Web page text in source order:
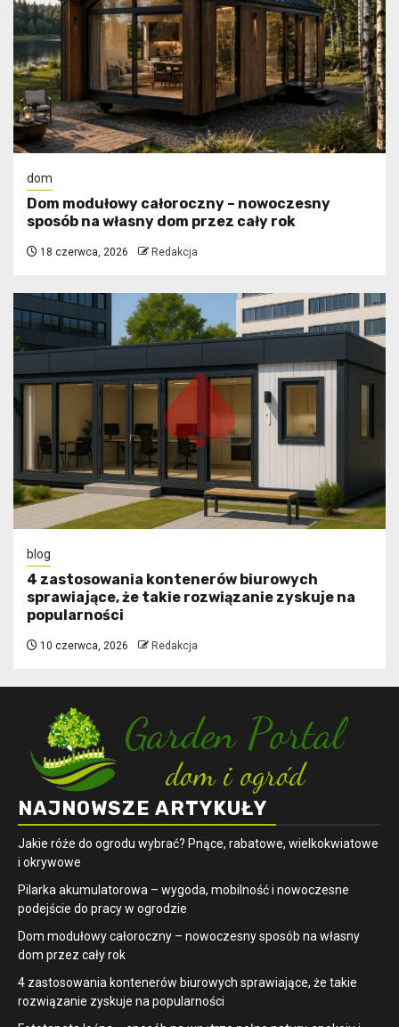
dom
Dom modułowy całoroczny – nowoczesny
sposób na własny dom przez cały rok
18 czerwca, 2026 Redakcja
blog
4 zastosowania kontenerów biurowych
sprawiające, że takie rozwiązanie zyskuje na
popularności
10 czerwca, 2026 Redakcja
NAJNOWSZE ARTYKUŁY
Jakie róże do ogrodu wybrać? Pnące, rabatowe, wielkokwiatowe
i okrywowe
Pilarka akumulatorowa – wygoda, mobilność i nowoczesne
podejście do pracy w ogrodzie
Dom modułowy całoroczny – nowoczesny sposób na własny
dom przez cały rok
4 zastosowania kontenerów biurowych sprawiające, że takie
rozwiązanie zyskuje na popularności